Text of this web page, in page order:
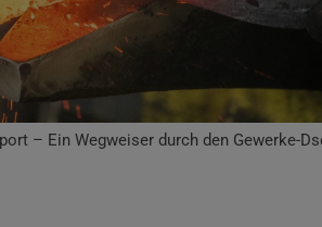
– Ein Wegweiser durch den Gewerke-